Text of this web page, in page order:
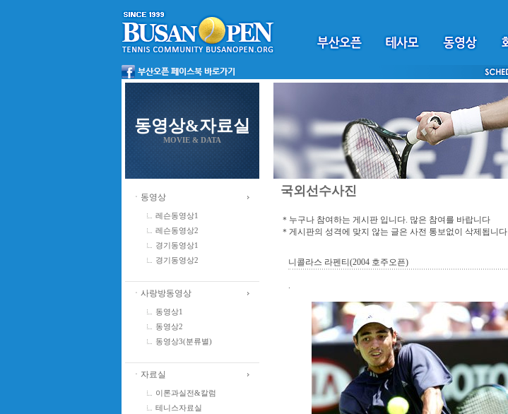
동영상&자료실
MOVIE & DATA
ㆍ동영상
레슨동영상1
레슨동영상2
경기동영상1
경기동영상2
ㆍ사랑방동영상
동영상1
동영상2
동영상3(분류별)
ㆍ자료실
이론과실전&칼럼
테니스자료실
국외선수사진
＊누구나 참여하는 게시판 입니다. 많은 참여를 바랍니다
＊게시판의 성격에 맞지 않는 글은 사전 통보없이 삭제됩니다
니콜라스 라펜티(2004 호주오픈)
.